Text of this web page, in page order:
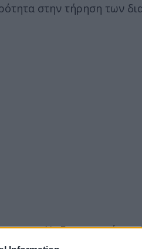
στην τήρηση των
της Air France από